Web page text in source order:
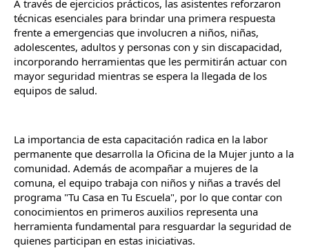
A través de ejercicios prácticos, las asistentes reforzaron
técnicas esenciales para brindar una primera respuesta
frente a emergencias que involucren a niños, niñas,
adolescentes, adultos y personas con y sin discapacidad,
incorporando herramientas que les permitirán actuar con
mayor seguridad mientras se espera la llegada de los
equipos de salud.
La importancia de esta capacitación radica en la labor
permanente que desarrolla la Oficina de la Mujer junto a la
comunidad. Además de acompañar a mujeres de la
comuna, el equipo trabaja con niños y niñas a través del
programa "Tu Casa en Tu Escuela", por lo que contar con
conocimientos en primeros auxilios representa una
herramienta fundamental para resguardar la seguridad de
quienes participan en estas iniciativas.